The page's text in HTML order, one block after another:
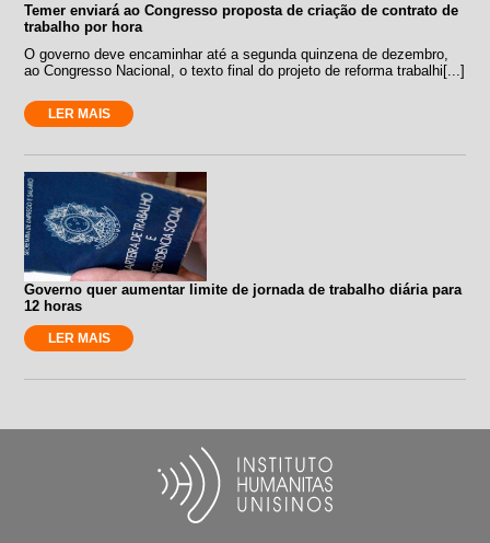
Temer enviará ao Congresso proposta de criação de contrato de
trabalho por hora
O governo deve encaminhar até a segunda quinzena de dezembro,
ao Congresso Nacional, o texto final do projeto de reforma trabalhi[...]
LER MAIS
Governo quer aumentar limite de jornada de trabalho diária para
12 horas
LER MAIS